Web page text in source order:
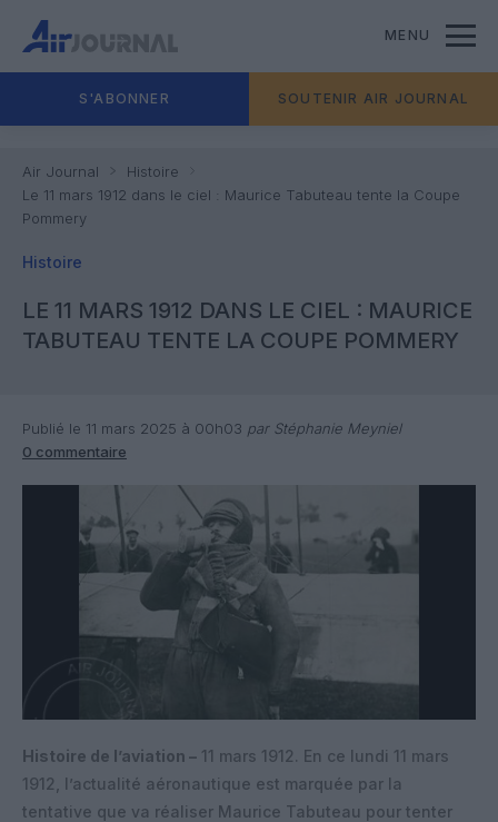
MENU
S'ABONNER SOUTENIR AIR JOURNAL
Air Journal
Histoire
Le 11 mars 1912 dans le ciel : Maurice Tabuteau tente la Coupe
Pommery
Histoire
LE 11 MARS 1912 DANS LE CIEL : MAURICE
TABUTEAU TENTE LA COUPE POMMERY
Publié le 11 mars 2025 à 00h03 par Stéphanie Meyniel
0 commentaire
Histoire de l’aviation – 11 mars 1912. En ce lundi 11 mars
1912, l’actualité aéronautique est marquée par la
tentative que va réaliser Maurice Tabuteau pour tenter